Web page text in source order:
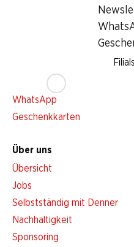
Denner Woche abonnieren
Newsletter
WhatsApp
Geschenkkarten
Über uns
Übersicht
Jobs
Selbstständig mit Denner
Nachhaltigkeit
Sponsoring